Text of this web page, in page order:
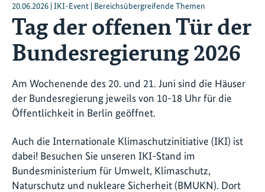
20.06.2026 | IKI-Event | Bereichsübergreifende Themen
Tag der offenen Tür der
Bundesregierung 2026
Am Wochenende des 20. und 21. Juni sind die Häuser
der Bundesregierung jeweils von 10-18 Uhr für die
Öffentlichkeit in Berlin geöffnet.
Auch die Internationale Klimaschutzinitiative (IKI) ist
dabei! Besuchen Sie unseren IKI-Stand im
Bundesministerium für Umwelt, Klimaschutz,
Naturschutz und nukleare Sicherheit (BMUKN). Dort